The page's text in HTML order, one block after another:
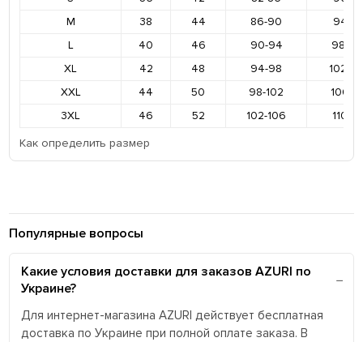
M
38 44 86-90
94-
L
40 46 90-94
98-
XL
42 48 94-98
102-
XXL
44 50 98-102
106-
3XL
46 52 102-106
110-
Как определить размер
Популярные вопросы
Какие условия доставки для заказов AZURI по
Украине?
Для интернет-магазина AZURI действует бесплатная
доставка по Украине при полной оплате заказа. В